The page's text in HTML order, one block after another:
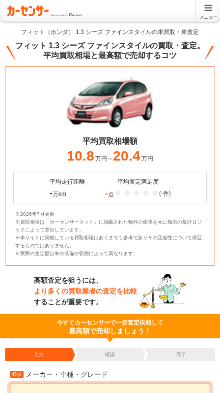
メニュー
フィット（ホンダ） 1.3 シーズ ファインスタイルの車買取・車査定
フィット 1.3 シーズ ファインスタイルの買取・査定。
平均買取相場と最高額で売却するコツ
平均買取相場額
10.8 万円～ 20.4万円
平均走行距離
-万km
平均査定満足度
-点 (-件)
※2026年7月更新
※買取相場は「カーセンサーネット」に掲載された物件の価格を元に独自の集計ロジ
ックによって算出しています。
※本サイトに掲載している買取相場はあくまでも参考でありその正確性について保証
するものではありません。
※実際の査定額は車の装備や状態によって異なります。
高額査定を狙うには、
より多くの買取業者の査定を比較
することが重要です。
今すぐカーセンサーで一括査定依頼して
最高額で売却しましょう！
入力 確認 完了
必須 メーカー・車種・グレード